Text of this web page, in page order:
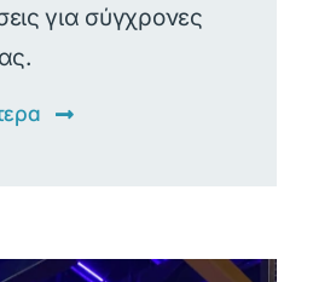
για σύγχρονες